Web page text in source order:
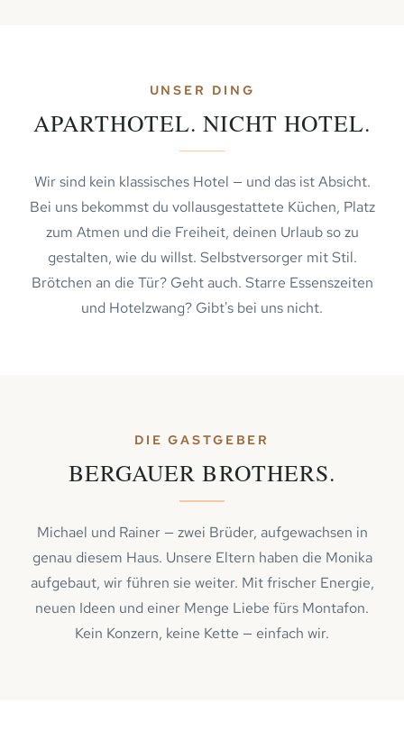
UNSER DING
APARTHOTEL. NICHT HOTEL.
Wir sind kein klassisches Hotel — und das ist Absicht.
Bei uns bekommst du vollausgestattete Küchen, Platz
zum Atmen und die Freiheit, deinen Urlaub so zu
gestalten, wie du willst. Selbstversorger mit Stil.
Brötchen an die Tür? Geht auch. Starre Essenszeiten
und Hotelzwang? Gibt's bei uns nicht.
DIE GASTGEBER
BERGAUER BROTHERS.
Michael und Rainer — zwei Brüder, aufgewachsen in
genau diesem Haus. Unsere Eltern haben die Monika
aufgebaut, wir führen sie weiter. Mit frischer Energie,
neuen Ideen und einer Menge Liebe fürs Montafon.
Kein Konzern, keine Kette — einfach wir.